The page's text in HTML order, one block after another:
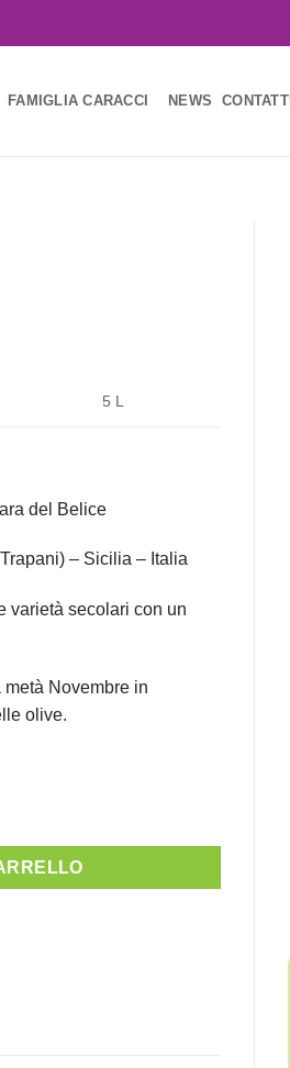
FAMIGLIA CARACCI NEWS CONTATTI
5 L
del Belice
– Sicilia – Italia
varietà secolari con un
metà Novembre in
olive.